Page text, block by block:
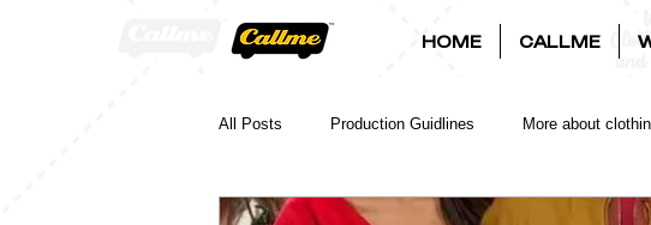
HOME CALLME
All Posts Production Guidlines More about